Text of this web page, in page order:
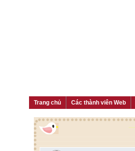
Trang chủ Các thành viên Web